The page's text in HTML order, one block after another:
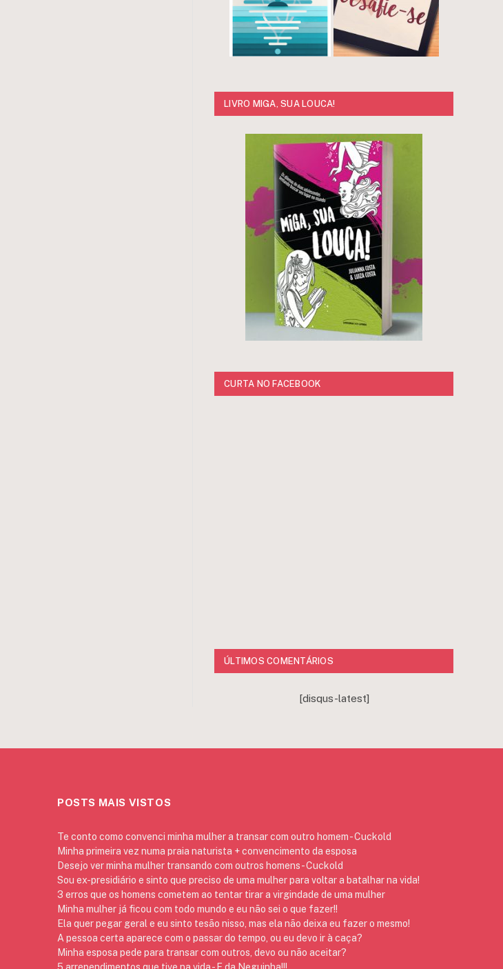
LIVRO MIGA, SUA LOUCA!
CURTA NO FACEBOOK
ÚLTIMOS COMENTÁRIOS
[disqus-latest]
POSTS MAIS VISTOS
Te conto como convenci minha mulher a transar com outro homem - Cuckold
Minha primeira vez numa praia naturista + convencimento da esposa
Desejo ver minha mulher transando com outros homens - Cuckold
Sou ex-presidiário e sinto que preciso de uma mulher para voltar a batalhar na vida!
3 erros que os homens cometem ao tentar tirar a virgindade de uma mulher
Minha mulher já ficou com todo mundo e eu não sei o que fazer!!
Ela quer pegar geral e eu sinto tesão nisso, mas ela não deixa eu fazer o mesmo!
A pessoa certa aparece com o passar do tempo, ou eu devo ir à caça?
Minha esposa pede para transar com outros, devo ou não aceitar?
5 arrependimentos que tive na vida - E da Neguinha!!!